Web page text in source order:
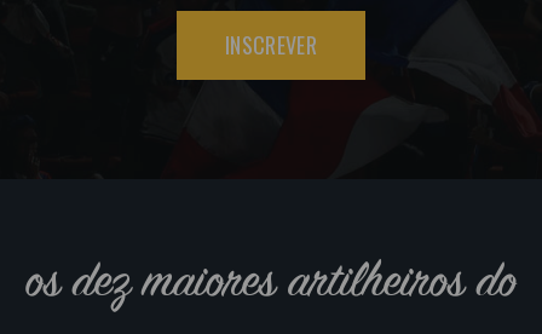
INSCREVER
os dez maiores artilheiros do